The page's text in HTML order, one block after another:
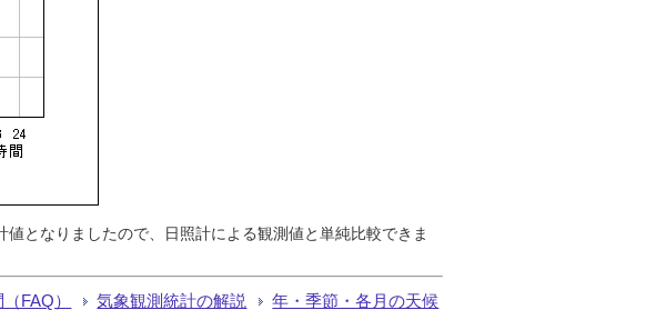
となりましたので、日照計による観測値と単純比較できま
FAQ） 気象観測統計の解説 年・季節・各月の天候